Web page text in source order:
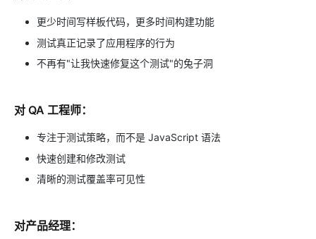
更少时间写样板代码，更多时间构建功能
测试真正记录了应用程序的行为
不再有"让我快速修复这个测试"的兔子洞
对 QA 工程师：
专注于测试策略，而不是 JavaScript 语法
快速创建和修改测试
清晰的测试覆盖率可见性
对产品经理：